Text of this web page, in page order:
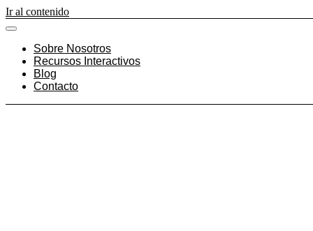
Ir al contenido
Sobre Nosotros
Recursos Interactivos
Blog
Contacto